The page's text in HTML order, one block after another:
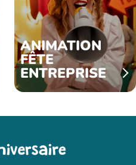
ANIMATION
FÊTE
ENTREPRISE